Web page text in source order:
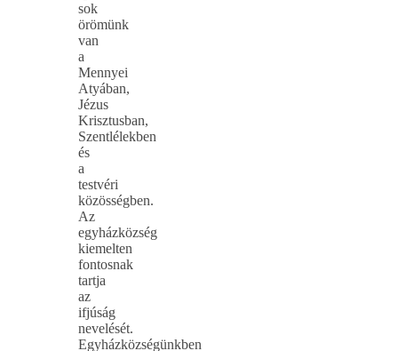
sok
örömünk
van
a
Mennyei
Atyában,
Jézus
Krisztusban,
Szentlélekben
és
a
testvéri
közösségben.
Az
egyházközség
kiemelten
fontosnak
tartja
az
ifjúság
nevelését.
Egyházközségünkben